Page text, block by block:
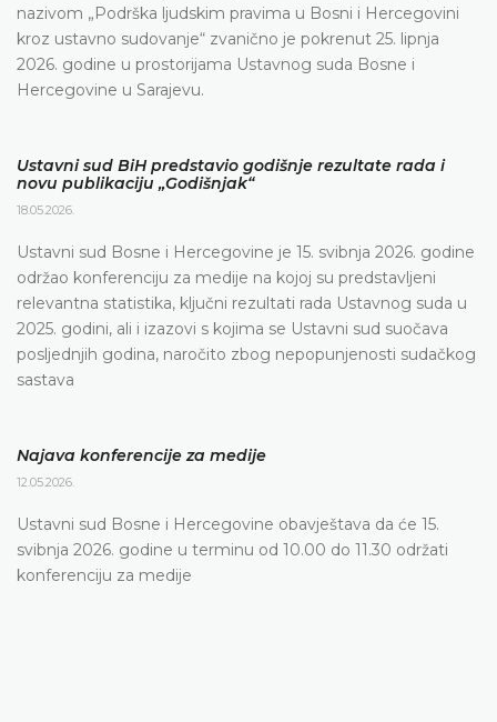
nazivom „Podrška ljudskim pravima u Bosni i Hercegovini
kroz ustavno sudovanje“ zvanično je pokrenut 25. lipnja
2026. godine u prostorijama Ustavnog suda Bosne i
Hercegovine u Sarajevu.
Ustavni sud BiH predstavio godišnje rezultate rada i
novu publikaciju „Godišnjak“
18.05.2026.
Ustavni sud Bosne i Hercegovine je 15. svibnja 2026. godine
održao konferenciju za medije na kojoj su predstavljeni
relevantna statistika, ključni rezultati rada Ustavnog suda u
2025. godini, ali i izazovi s kojima se Ustavni sud suočava
posljednjih godina, naročito zbog nepopunjenosti sudačkog
sastava
Najava konferencije za medije
12.05.2026.
Ustavni sud Bosne i Hercegovine obavještava da će 15.
svibnja 2026. godine u terminu od 10.00 do 11.30 održati
konferenciju za medije